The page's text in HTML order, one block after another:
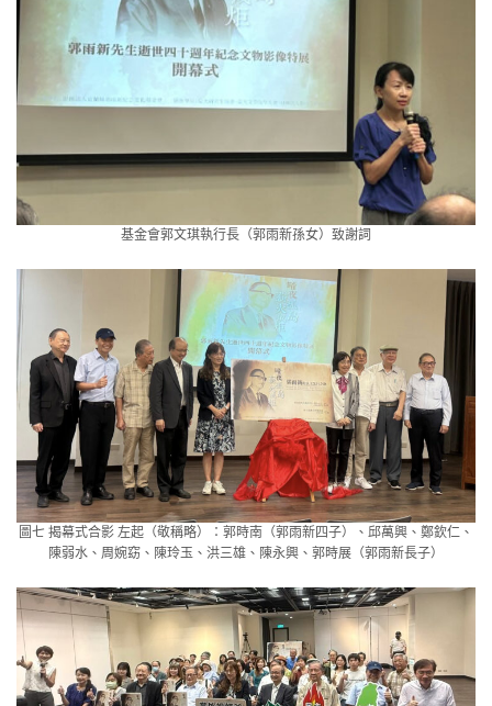
基金會郭文琪執行長（郭雨新孫女）致謝詞
圖七 揭幕式合影 左起（敬稱略）：郭時南（郭雨新四子）、邱萬興、鄭欽仁、
陳弱水、周婉窈、陳玲玉、洪三雄、陳永興、郭時展（郭雨新長子）